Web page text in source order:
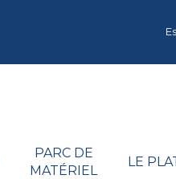
PARC DE
MATÉRIEL
LE